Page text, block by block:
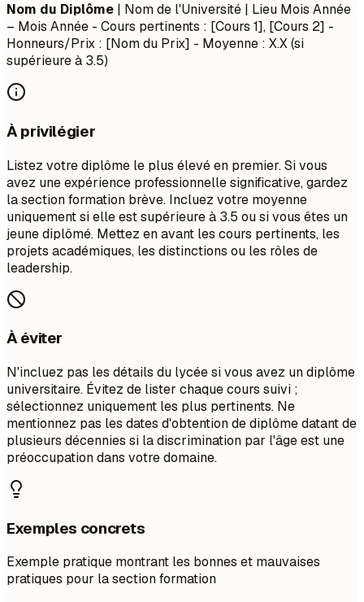
Nom du Diplôme | Nom de l'Université | Lieu Mois Année
– Mois Année - Cours pertinents : [Cours 1], [Cours 2] -
Honneurs/Prix : [Nom du Prix] - Moyenne : X.X (si
supérieure à 3.5)
À privilégier
Listez votre diplôme le plus élevé en premier. Si vous
avez une expérience professionnelle significative, gardez
la section formation brève. Incluez votre moyenne
uniquement si elle est supérieure à 3.5 ou si vous êtes un
jeune diplômé. Mettez en avant les cours pertinents, les
projets académiques, les distinctions ou les rôles de
leadership.
À éviter
N'incluez pas les détails du lycée si vous avez un diplôme
universitaire. Évitez de lister chaque cours suivi ;
sélectionnez uniquement les plus pertinents. Ne
mentionnez pas les dates d'obtention de diplôme datant de
plusieurs décennies si la discrimination par l'âge est une
préoccupation dans votre domaine.
Exemples concrets
Exemple pratique montrant les bonnes et mauvaises
pratiques pour la section formation